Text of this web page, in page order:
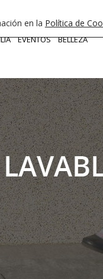
EVENTOS BELLEZA
en la Política de